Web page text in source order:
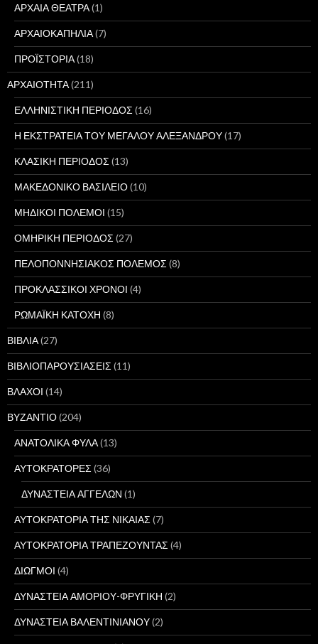
ΑΡΧΑΙΑ ΘΕΑΤΡΑ(1)
ΑΡΧΑΙΟΚΑΠΗΛΙΑ(7)
ΠΡΟΪΣΤΟΡΙΑ(18)
ΑΡΧΑΙΟΤΗΤΑ(211)
ΕΛΛΗΝΙΣΤΙΚΗ ΠΕΡΙΟΔΟΣ (16)
Η ΕΚΣΤΡΑΤΕΙΑ ΤΟΥ ΜΕΓΑΛΟΥ ΑΛΕΞΑΝΔΡΟΥ(17)
ΚΛΑΣΙΚΗ ΠΕΡΙΟΔΟΣ (13)
ΜΑΚΕΔΟΝΙΚΟ ΒΑΣΙΛΕΙΟ(10)
ΜΗΔΙΚΟΙ ΠΟΛΕΜΟΙ (15)
ΟΜΗΡΙΚΗ ΠΕΡΙΟΔΟΣ (27)
ΠΕΛΟΠΟΝΝΗΣΙΑΚΟΣ ΠΟΛΕΜΟΣ (8)
ΠΡΟΚΛΑΣΣΙΚΟΙ ΧΡΟΝΟΙ (4)
ΡΩΜΑΪΚΗ ΚΑΤΟΧΗ (8)
ΒΙΒΛΙΑ(27)
ΒΙΒΛΙΟΠΑΡΟΥΣΙΑΣΕΙΣ (11)
ΒΛΑΧΟΙ (14)
ΒΥΖΑΝΤΙΟ(204)
ΑΝΑΤΟΛΙΚΑ ΦΥΛΑ(13)
ΑΥΤΟΚΡΑΤΟΡΕΣ (36)
ΔΥΝΑΣΤΕΙΑ ΑΓΓΕΛΩΝ (1)
ΑΥΤΟΚΡΑΤΟΡΙΑ ΤΗΣ ΝΙΚΑΙΑΣ (7)
ΑΥΤΟΚΡΑΤΟΡΙΑ ΤΡΑΠΕΖΟΥΝΤΑΣ (4)
ΔΙΩΓΜΟΙ (4)
ΔΥΝΑΣΤΕΙΑ ΑΜΟΡΙΟΥ-ΦΡΥΓΙΚΗ (2)
ΔΥΝΑΣΤΕΙΑ ΒΑΛΕΝΤΙΝΙΑΝΟΥ(2)